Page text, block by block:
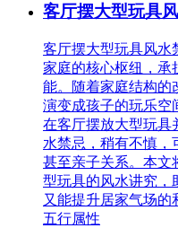
客厅摆大型玩具
客厅摆大型玩具风水
家庭的核心枢纽，承
能。随着家庭结构的
演变成孩子的玩乐空
在客厅摆放大型玩具
水禁忌，稍有不慎，
甚至亲子关系。本文
型玩具的风水讲究，
又能提升居家气场
五行属性